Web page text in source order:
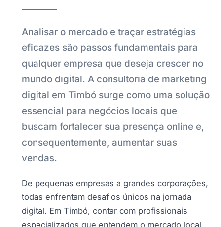
Analisar o mercado e traçar estratégias
eficazes são passos fundamentais para
qualquer empresa que deseja crescer no
mundo digital. A consultoria de marketing
digital em Timbó surge como uma solução
essencial para negócios locais que
buscam fortalecer sua presença online e,
consequentemente, aumentar suas
vendas.
De pequenas empresas a grandes corporações,
todas enfrentam desafios únicos na jornada
digital. Em Timbó, contar com profissionais
especializados que entendem o mercado local